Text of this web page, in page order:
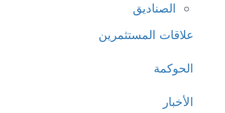
الصناديق
علاقات المستثمرين
الحوكمة
الأخبار